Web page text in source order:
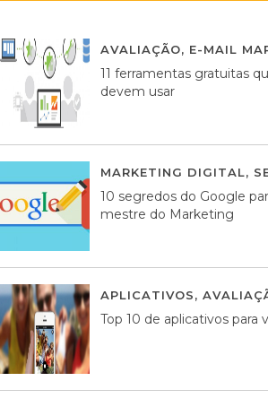
AVALIAÇÃO, E-MAIL
11 ferramentas gratuitas
devem usar
MARKETING DIGITAL,
10 segredos do Google
mestre do Marketing
APLICATIVOS,
Top 10 de aplicativos para